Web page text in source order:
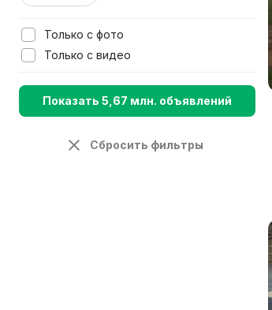
Только с фото
Только с видео
Показать 5,67 млн. объявлений
Сбросить фильтры